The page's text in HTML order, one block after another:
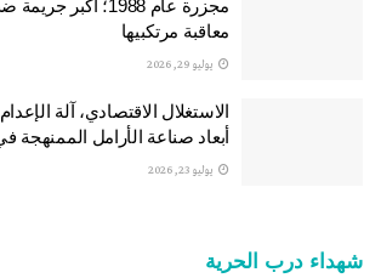
مجزرة عام 1988؛ أكبر
معاقبة مرتكبيها
يوليو 29, 2026
الاستغلال الاقتصادي، آلة
أبعاد صناعة الأرامل الممنهجة
يوليو 23, 2026
شهداء درب الحرية